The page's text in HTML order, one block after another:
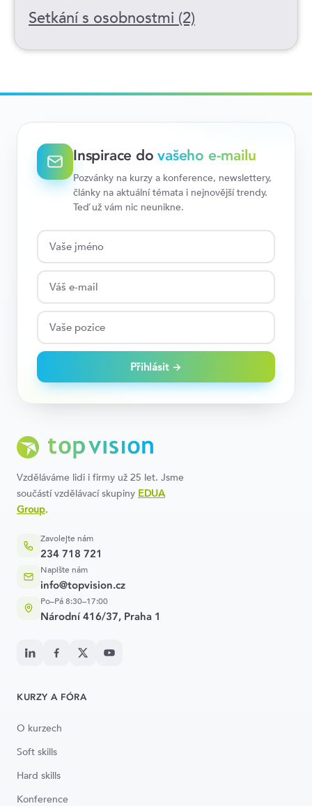
Setkání s osobnostmi (2)
Inspirace dovašeho e-mailu
Pozvánky na kurzy a konference, newslettery,
články na aktuální témata i nejnovější trendy.
Teď už vám nic neunikne.
Přihlásit →
Vzděláváme lidi i firmy už 25 let. Jsme
součástí vzdělávací skupiny EDUA
Group.
Zavolejte nám
234 718 721
Napište nám
info@topvision.cz
Po–Pá 8:30–17:00
Národní 416/37, Praha 1
KURZY A FÓRA
O kurzech
Soft skills
Hard skills
Konference